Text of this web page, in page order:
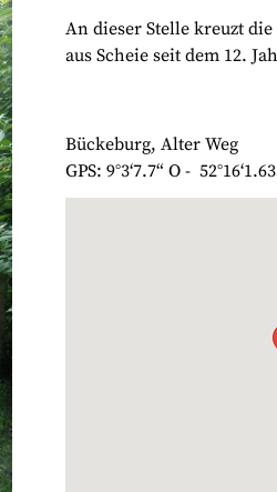
An dieser Stelle kreuzt
aus Scheie seit dem 12.
Bückeburg, Alter Weg
GPS: 9°3‘7.7“ O -